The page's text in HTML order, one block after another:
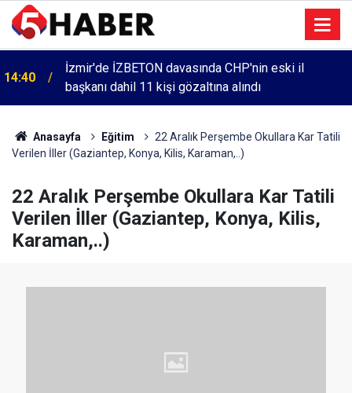
İzmir'de İZBETON davasında CHP'nin eski il
başkanı dahil 11 kişi gözaltına alındı
13:55
Cumartesi anneleri 1083. haftada Mehmet Özdemir
için adalet aradı
Anasayfa Eğitim
22 Aralık Perşembe Okullara Kar Tatili
Verilen İller (Gaziantep, Konya, Kilis, Karaman,..)
22 Aralık Perşembe Okullara Kar Tatili
Verilen İller (Gaziantep, Konya, Kilis,
Karaman,..)